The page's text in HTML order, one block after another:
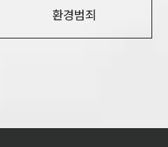
환경범죄